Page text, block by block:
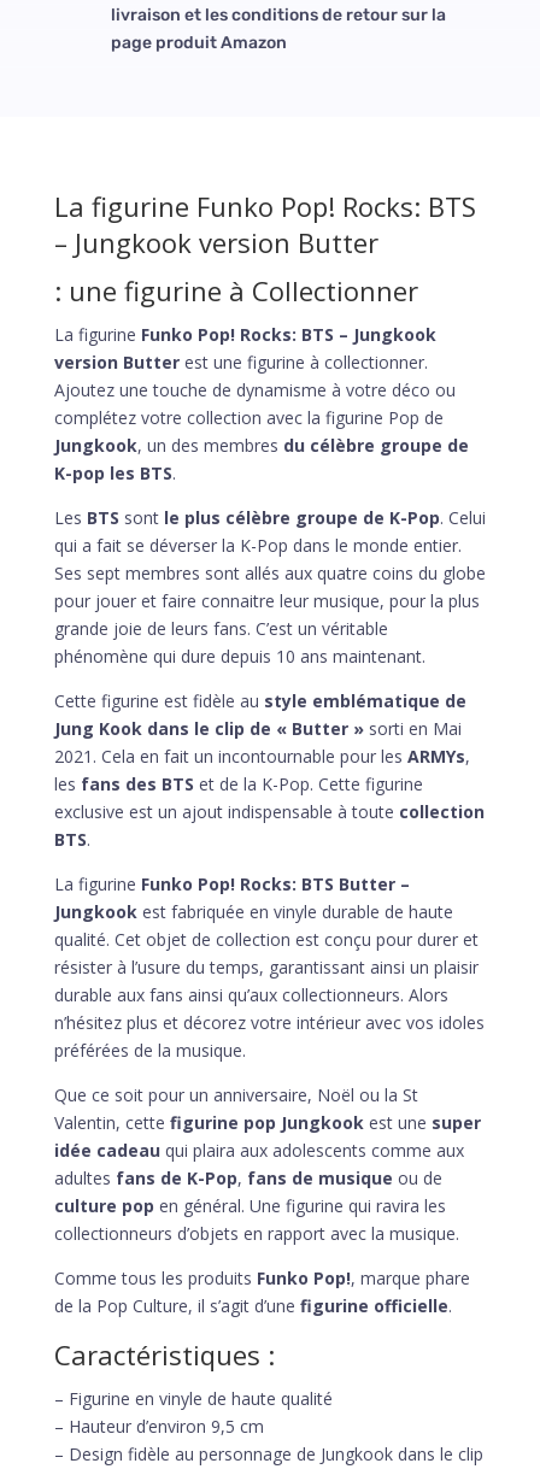
livraison et les conditions de retour sur la
page produit Amazon
La figurine Funko Pop! Rocks: BTS
– Jungkook version Butter
: une figurine à Collectionner
La figurine Funko Pop! Rocks: BTS – Jungkook
version Butterest une figurine à collectionner.
Ajoutez une touche de dynamisme à votre déco ou
complétez votre collection avec la figurine Pop de
Jungkook, un des membres du célèbre groupe de
K-pop les BTS.
Les BTS sont le plus célèbre groupe de K-Pop. Celui
qui a fait se déverser la K-Pop dans le monde entier.
Ses sept membres sont allés aux quatre coins du globe
pour jouer et faire connaitre leur musique, pour la plus
grande joie de leurs fans. C’est un véritable
phénomène qui dure depuis 10 ans maintenant.
Cette figurine est fidèle au style emblématique de
Jung Kook dans le clip de « Butter »sorti en Mai
2021. Cela en fait un incontournable pour les ARMYs,
les fans des BTS et de la K-Pop. Cette figurine
exclusive est un ajout indispensable à toute collection
BTS.
La figurine Funko Pop! Rocks: BTS Butter –
Jungkookest fabriquée en vinyle durable de haute
qualité. Cet objet de collection est conçu pour durer et
résister à l’usure du temps, garantissant ainsi un plaisir
durable aux fans ainsi qu’aux collectionneurs. Alors
n’hésitez plus et décorez votre intérieur avec vos idoles
préférées de la musique.
Que ce soit pour un anniversaire, Noël ou la St
Valentin, cette figurine pop Jungkookest une super
idée cadeauqui plaira aux adolescents comme aux
adultes fans de K-Pop, fans de musique ou de
culture pop en général. Une figurine qui ravira les
collectionneurs d’objets en rapport avec la musique.
Comme tous les produits Funko Pop!, marque phare
de la Pop Culture, il s’agit d’une figurine officielle.
Caractéristiques :
– Figurine en vinyle de haute qualité
– Hauteur d’environ 9,5 cm
– Design fidèle au personnage de Jungkook dans le clip